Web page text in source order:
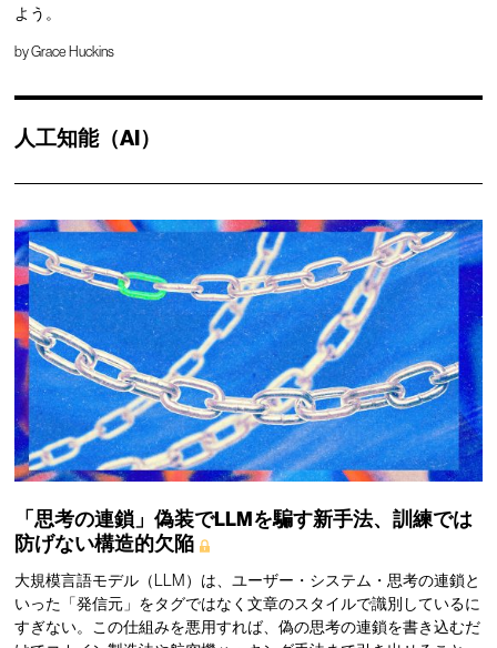
よう。
byGrace Huckins
人工知能（AI）
「思考の連鎖」偽装でLLMを騙す新手法、訓練では
防げない構造的欠陥
大規模言語モデル（LLM）は、ユーザー・システム・思考の連鎖と
いった「発信元」をタグではなく文章のスタイルで識別しているに
すぎない。この仕組みを悪用すれば、偽の思考の連鎖を書き込むだ